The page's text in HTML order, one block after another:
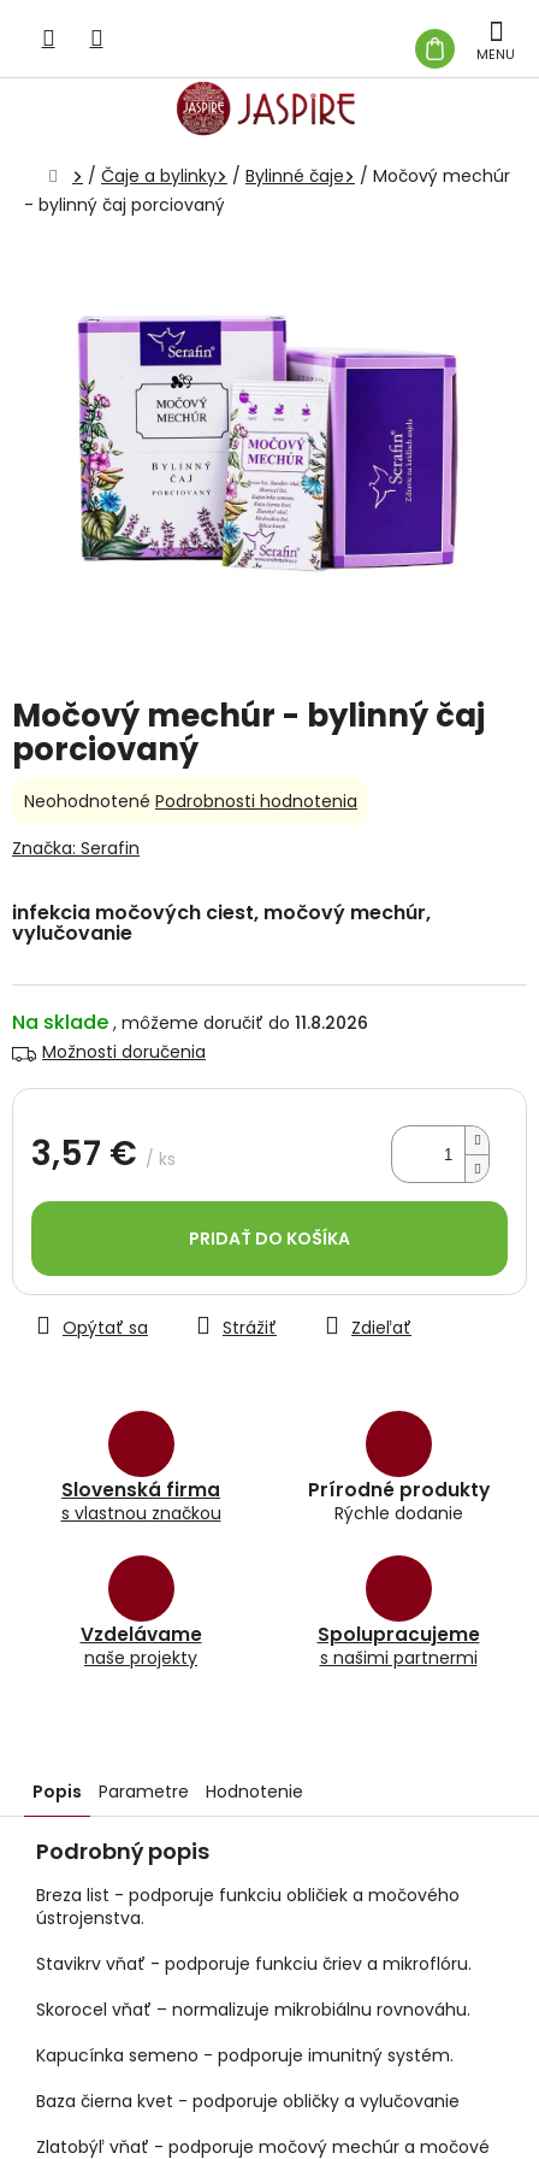
obsah
KOŠÍK
Domov
/ Čaje a bylinky / Bylinné čaje / Močový mechúr
- bylinný čaj porciovaný
Močový mechúr - bylinný čaj
porciovaný
Na sklade
11.8.2026
Možnosti doručenia
3,57 € / ks
cena:
PRIDAŤ DO KOŠÍKA
Slovenská firma
s vlastnou značkou
Prírodné produkty
Rýchle dodanie
Vzdelávame
naše projekty
Spolupracujeme
s našimi partnermi
infekcia močových ciest, močový mechúr,
vylučovanie
Opýtať sa Strážiť Zdieľať
Priemerné
produktu
z
5
Neohodnotené Podrobnosti hodnotenia
Značka: Serafin
Popis Parametre Hodnotenie
Podrobný popis
Breza list - podporuje funkciu obličiek a močového
ústrojenstva.
Stavikrv vňať - podporuje funkciu čriev a mikroflóru.
Skorocel vňať – normalizuje mikrobiálnu rovnováhu.
Kapucínka semeno - podporuje imunitný systém.
Baza čierna kvet - podporuje obličky a vylučovanie
Zlatobýľ vňať - podporuje močový mechúr a močové